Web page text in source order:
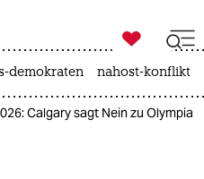
ich

taz zahl ich
demokraten nahost-konflikt
Calgary sagt Nein zu Olympia